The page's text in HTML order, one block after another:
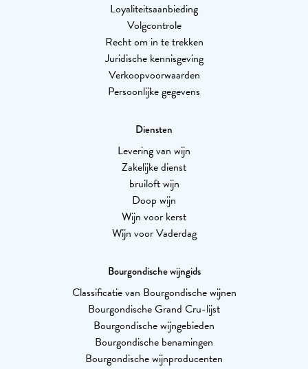
Loyaliteitsaanbieding
Volgcontrole
Recht om in te trekken
Juridische kennisgeving
Verkoopvoorwaarden
Persoonlijke gegevens
Diensten
Levering van wijn
Zakelijke dienst
bruiloft wijn
Doop wijn
Wijn voor kerst
Wijn voor Vaderdag
Bourgondische wijngids
Classificatie van Bourgondische wijnen
Bourgondische Grand Cru-lijst
Bourgondische wijngebieden
Bourgondische benamingen
Bourgondische wijnproducenten